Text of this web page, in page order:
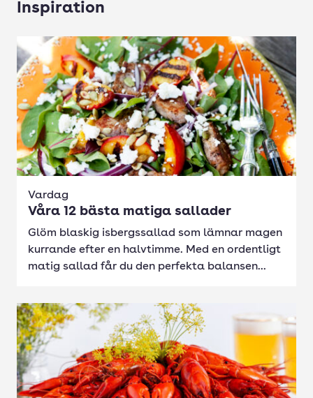
Inspiration
Vardag
Våra 12 bästa matiga sallader
Glöm blaskig isbergssallad som lämnar magen
kurrande efter en halvtimme. Med en ordentligt
matig sallad får du den perfekta balansen...